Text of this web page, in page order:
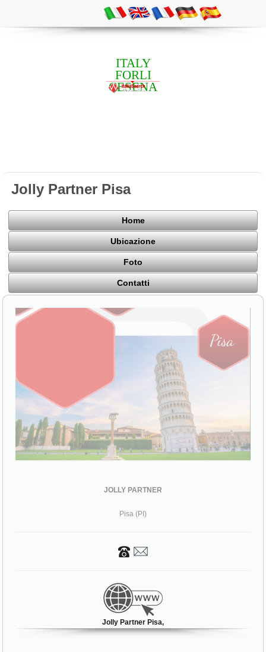
ITALY
FORLI
CESENA
Jolly Partner Pisa
Home
Ubicazione
Foto
Contatti
JOLLY PARTNER
Pisa (PI)
Jolly Partner Pisa,